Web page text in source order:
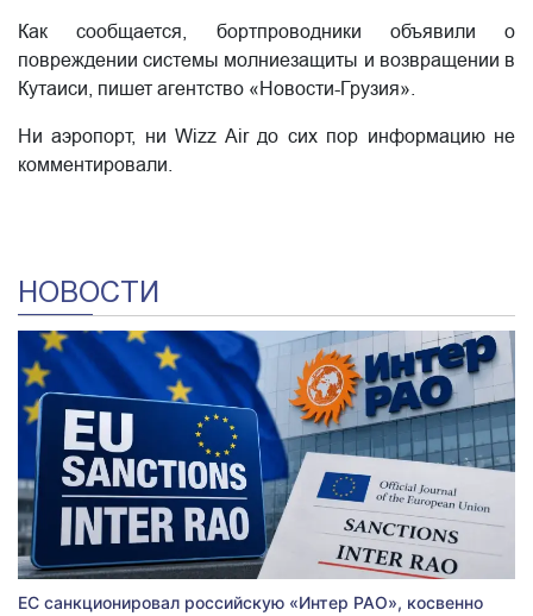
Как сообщается, бортпроводники объявили о
повреждении системы молниезащиты и возвращении в
Кутаиси, пишет агентство «Новости-Грузия».
Ни аэропорт, ни Wizz Air до сих пор информацию не
комментировали.
НОВОСТИ
ЕС санкционировал российскую «Интер РАО», косвенно